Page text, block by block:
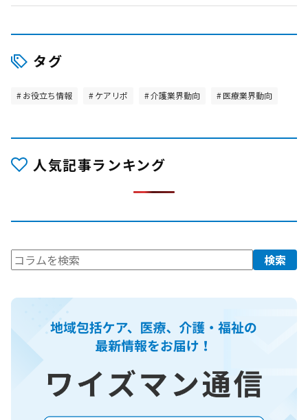
タグ
お役立ち情報 ケアリポ 介護業界動向 医療業界動向
人気記事ランキング
検
検索